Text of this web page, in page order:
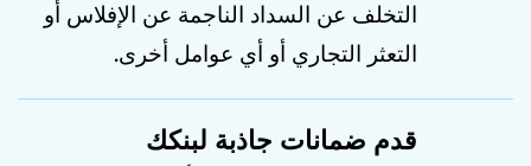
التخلف عن السداد الناجمة عن الإفلاس أو
التعثر التجاري أو أي عوامل أخرى.
قدم ضمانات جاذبة لبنكك